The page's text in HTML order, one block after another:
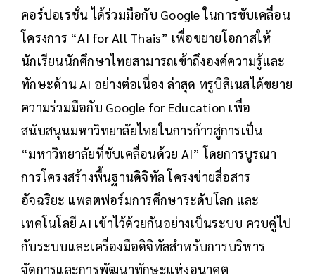
คอร์ปอเรชั่น ได้ร่วมมือกับ Google ในการขับเคลื่อน
โครงการ “AI for All Thais” เพื่อขยายโอกาสให้
นักเรียนนักศึกษาไทยสามารถเข้าถึงองค์ความรู้และ
ทักษะด้าน AI อย่างต่อเนื่อง ล่าสุด ทรูบิสิเนสได้ขยาย
ความร่วมมือกับ Google for Education เพื่อ
สนับสนุนมหาวิทยาลัยไทยในการก้าวสู่การเป็น
“มหาวิทยาลัยที่ขับเคลื่อนด้วย AI” โดยการบูรณา
การโครงสร้างพื้นฐานดิจิทัล โครงข่ายสื่อสาร
อัจฉริยะ แพลตฟอร์มการศึกษาระดับโลก และ
เทคโนโลยี AI เข้าไว้ด้วยกันอย่างเป็นระบบ ควบคู่ไป
กับระบบและเครื่องมือดิจิทัลสำหรับการบริหาร
จัดการและการพัฒนาทักษะแห่งอนาคต